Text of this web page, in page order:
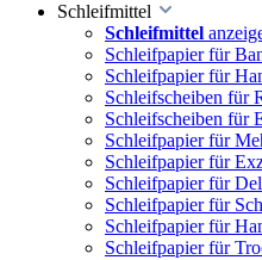
Schleifmittel
Schleifmittel
Schleifpapier für
Schleifpapier für
Schleifscheiben für
Schleifscheiben für
Schleifpapier für
Schleifpapier für
Schleifpapier für
Schleifpapier für
Schleifpapier für
Schleifpapier für